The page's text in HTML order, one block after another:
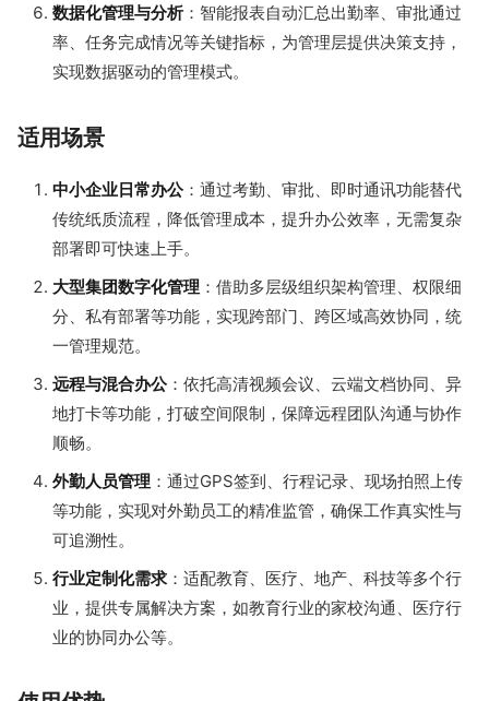
数据化管理与分析：智能报表自动汇总出勤率、审批通过
率、任务完成情况等关键指标，为管理层提供决策支持，
实现数据驱动的管理模式。
适用场景
中小企业日常办公：通过考勤、审批、即时通讯功能替代
传统纸质流程，降低管理成本，提升办公效率，无需复杂
部署即可快速上手。
大型集团数字化管理 ：借助多层级组织架构管理、权限细
分、私有部署等功能，实现跨部门、跨区域高效协同，统
一管理规范。
远程与混合办公：依托高清视频会议、云端文档协同、异
地打卡等功能，打破空间限制，保障远程团队沟通与协作
顺畅。
外勤人员管理 ：通过GPS签到、行程记录、现场拍照上传
等功能，实现对外勤员工的精准监管，确保工作真实性与
可追溯性。
行业定制化需求 ：适配教育、医疗、地产、科技等多个行
业，提供专属解决方案，如教育行业的家校沟通、医疗行
业的协同办公等。